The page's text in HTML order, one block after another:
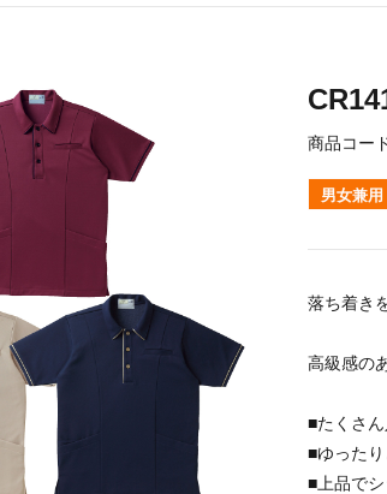
商品コー
男女兼用
落ち着き
高級感の
■たくさ
■ゆった
■上品で